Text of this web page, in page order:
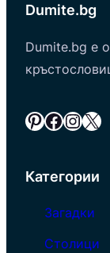
Dumite.bg
Dumite.bg е
Pinterest Facebook InstagramX
Категории
Загадки
Столици